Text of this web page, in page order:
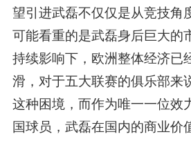
望引进武磊不仅仅是从竞技角
可能看重的是武磊身后巨大的
持续影响下，欧洲整体经济已
滑，对于五大联赛的俱乐部来
这种困境，而作为唯一一位效
国球员，武磊在国内的商业价